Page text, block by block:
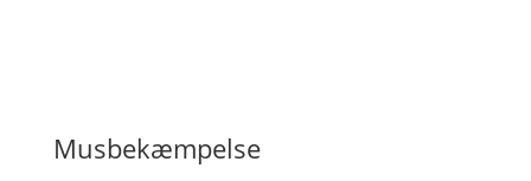
Musbekæmpelse